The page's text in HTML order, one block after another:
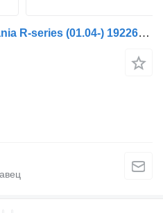
Ресивер воздушный Scania R-series (01.04-) 1922686 для тягача Scania P,G,R,T-series (2004-2017)